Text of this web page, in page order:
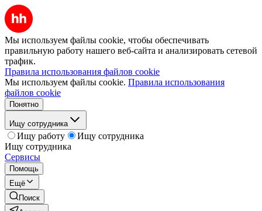
Мы используем файлы cookie, чтобы обеспечивать
правильную работу нашего веб-сайта и анализировать сетевой
трафик.
Правила использования файлов cookie
Мы используем файлы cookie. Правила использования
файлов cookie
Понятно
Ищу сотрудника
Ищу работу
Ищу сотрудника
Ищу сотрудника
Сервисы
Помощь
Ещё
Поиск